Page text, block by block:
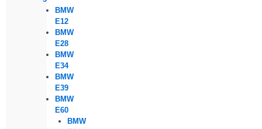
BMW
E12
BMW
E28
BMW
E34
BMW
E39
BMW
E60
BMW